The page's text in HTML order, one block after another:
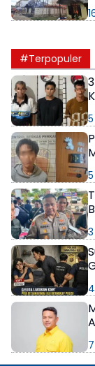
#Terpopuler